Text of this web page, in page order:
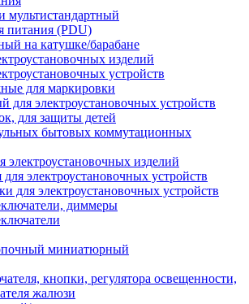
мультистандартный
питания (PDU)
на катушке/барабане
изделий
устройств
для маркировки
для электроустановочных устройств
для защиты детей
бытовых коммутационных
электроустановочных изделий
для электроустановочных устройств
для электроустановочных устройств
диммеры
миниатюрный
кнопки, регулятора освещенности,
жалюзи